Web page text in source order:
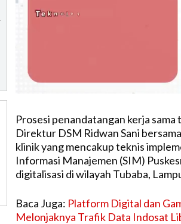
Prosesi penandatangan kerja
Direktur DSM Ridwan Sani
klinik yang mencakup teknis
Informasi Manajemen (SIM)
digitalisasi di wilayah Tubaba,
Baca Juga: Platform Digital dan
Melonjaknya Trafik Data Indosat